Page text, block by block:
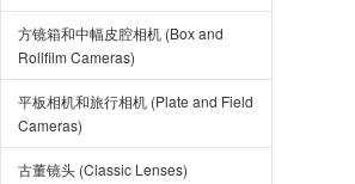
方镜箱和中幅皮腔相机 (Box and
Rollfilm Cameras)
平板相机和旅行相机 (Plate and Field
Cameras)
古董镜头 (Classic Lenses)